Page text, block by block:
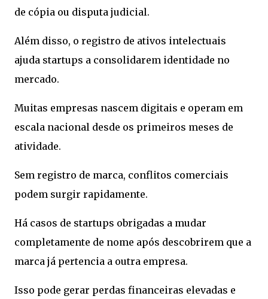
de cópia ou disputa judicial.
Além disso, o registro de ativos intelectuais
ajuda startups a consolidarem identidade no
mercado.
Muitas empresas nascem digitais e operam em
escala nacional desde os primeiros meses de
atividade.
Sem registro de marca, conflitos comerciais
podem surgir rapidamente.
Há casos de startups obrigadas a mudar
completamente de nome após descobrirem que a
marca já pertencia a outra empresa.
Isso pode gerar perdas financeiras elevadas e